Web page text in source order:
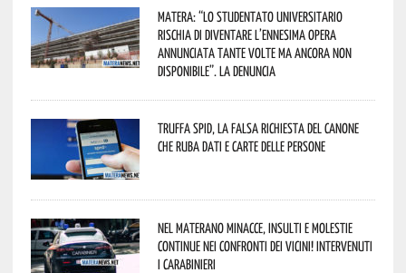
Matera: “Lo studentato universitario
rischia di diventare l’ennesima opera
annunciata tante volte ma ancora non
disponibile”. La denuncia
Truffa Spid, la falsa richiesta del canone
che ruba dati e carte delle persone
Nel materano minacce, insulti e molestie
continue nei confronti dei vicini! Intervenuti
i Carabinieri